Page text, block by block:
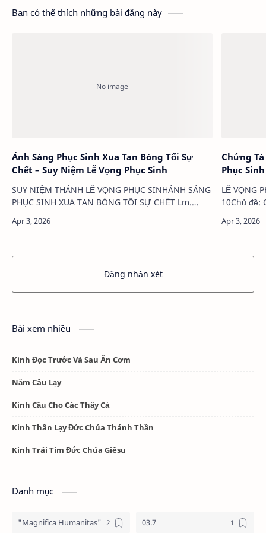
Bạn có thể thích những bài đăng này
Ánh Sáng Phục Sinh Xua Tan Bóng Tối Sự
Chết – Suy Niệm Lễ Vọng Phục Sinh
SUY NIỆM THÁNH LỄ VỌNG PHỤC SINHÁNH SÁNG
PHỤC SINH XUA TAN BÓNG TỐI SỰ CHẾT Lm.
Đừng Nguyền Rủa Bóng Đêm đã viết rằng: “Thắp
Chứng
Phục
LỄ VỌNG
10Chủ đề:
hành trình
Đăng nhận xét
Bài xem nhiều
Kinh Đọc Trước Và Sau Ăn Cơm
Năm Câu Lạy
Kinh Cầu Cho Các Thầy Cả
Kinh Thân Lạy Đức Chúa Thánh Thần
Kinh Trái Tim Đức Chúa Giêsu
Danh mục
"Magnifica Humanitas" 03.7